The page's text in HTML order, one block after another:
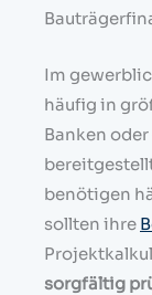
Im
häufig in
Banken
benötigen
sollten ihre
sorgfältig